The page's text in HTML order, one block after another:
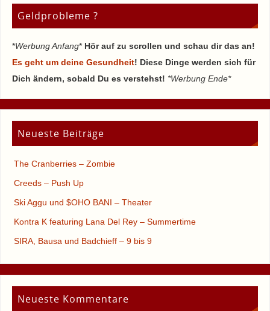
Geldprobleme ?
*Werbung Anfang* Hör auf zu scrollen und schau dir das an!
Es geht um deine Gesundheit! Diese Dinge werden sich für
Dich ändern, sobald Du es verstehst! *Werbung Ende*
Neueste Beiträge
The Cranberries – Zombie
Creeds – Push Up
Ski Aggu und $OHO BANI – Theater
Kontra K featuring Lana Del Rey – Summertime
SIRA, Bausa und Badchieff – 9 bis 9
Neueste Kommentare